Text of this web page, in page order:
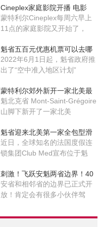
Cineplex家庭影院开播 电影
蒙特利尔Cineplex每周六早上
11点的家庭影院又开始了，
魁省五百元优惠机票可以去哪
2022年6月1日起，魁省政府推
出了“空中准入地区计划”
蒙特利尔郊外新开一家北美最
魁北克省 Mont-Saint-Grégoire
山脚下新开了一家北美
魁省迎来北美第一家全包型滑
近日，全球知名的法国度假连
锁集团Club Med宣布位于魁
刺激！飞跃安魁两省边界！40
安省和相邻省的边界已正式开
放！肯定会有很多小伙伴驾